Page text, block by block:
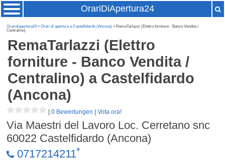
OrariDiApertura24
Oraridiapertura24»Orari di apertura a Castelfidardo (Ancona) » RemaTarlazzi (Elettro forniture - Banco Vendita /
Centralino)
RemaTarlazzi (Elettro
forniture - Banco Vendita /
Centralino) a Castelfidardo
(Ancona)
|0 Bewertungen |Vota ora!
Via Maestri del Lavoro Loc. Cerretano snc
60022 Castelfidardo (Ancona)
0717214211*